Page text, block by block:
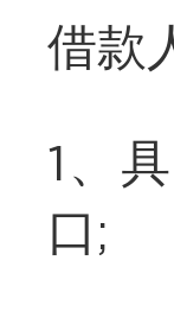
借款
1、
口;